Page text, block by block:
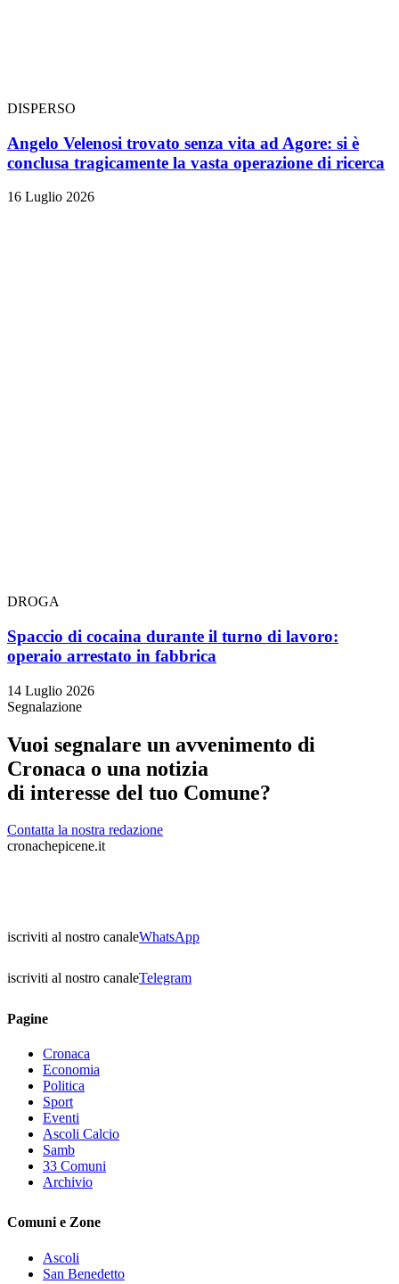
DISPERSO
Angelo Velenosi trovato senza vita ad Agore: si è
conclusa tragicamente la vasta operazione di ricerca
16 Luglio 2026
DROGA
Spaccio di cocaina durante il turno di lavoro:
operaio arrestato in fabbrica
14 Luglio 2026
Segnalazione
Vuoi segnalare un avvenimento di
Cronaca o una notizia
di interesse del tuo Comune?
Contatta la nostra redazione
cronachepicene.it
iscriviti al nostro canaleWhatsApp
iscriviti al nostro canaleTelegram
Pagine
Cronaca
Economia
Politica
Sport
Eventi
Ascoli Calcio
Samb
33 Comuni
Archivio
Comuni e Zone
Ascoli
San Benedetto